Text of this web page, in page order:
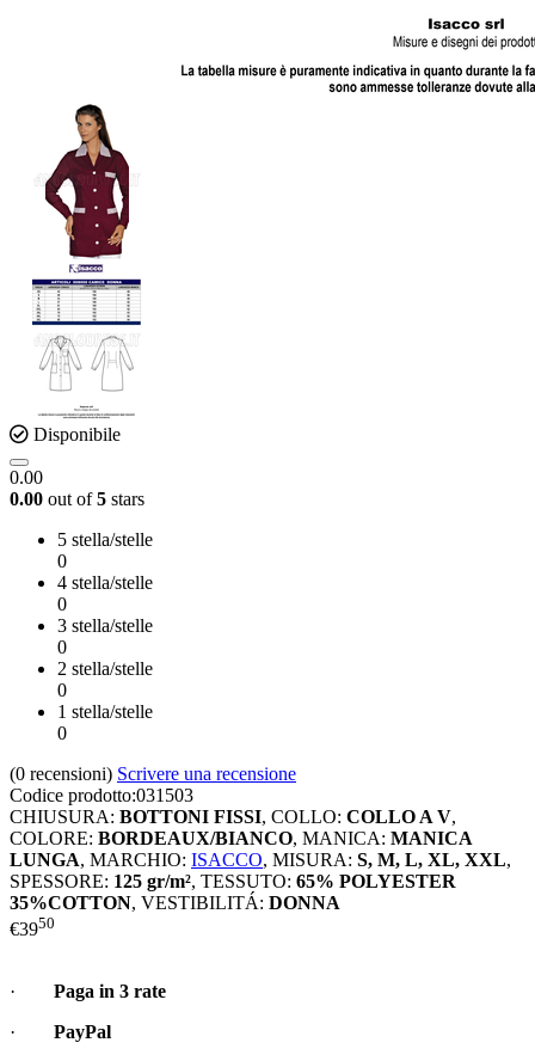
Disponibile
0.00
0.00 out of5 stars
5 stella/stelle
0
4 stella/stelle
0
3 stella/stelle
0
2 stella/stelle
0
1 stella/stelle
0
(0 recensioni) Scrivere una recensione
Codice prodotto:031503
CHIUSURA: BOTTONI FISSI, COLLO: COLLO A V,
COLORE: BORDEAUX/BIANCO, MANICA: MANICA
LUNGA, MARCHIO: ISACCO, MISURA: S, M, L, XL, XXL,
SPESSORE: 125 gr/m², TESSUTO: 65% POLYESTER
35%COTTON, VESTIBILITÁ: DONNA
€3950
· Paga in 3 rate
· PayPal